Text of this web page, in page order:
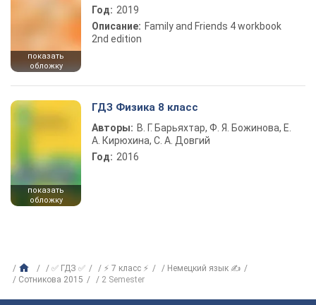
показать
обложку
Год: 2019
Описание: Family and Friends 4 workbook
2nd edition
показать
обложку
ГДЗ Физика 8 класс
Авторы: В. Г. Барьяхтар, Ф. Я. Божинова, Е.
А. Кирюхина, С. А. Довгий
Год: 2016
✅ ГДЗ ✅ ⚡ 7 класс ⚡
Немецкий язык ✍
Сотникова 2015
2 Semester